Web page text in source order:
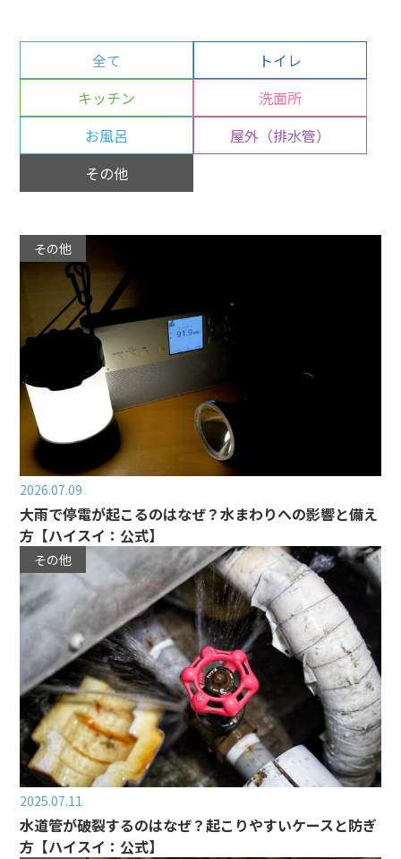
全て
トイレ
キッチン
洗面所
お風呂
屋外（排水管）
その他
その他
2026.07.09
大雨で停電が起こるのはなぜ？水まわりへの影響と備え
方【ハイスイ：公式】
その他
2025.07.11
水道管が破裂するのはなぜ？起こりやすいケースと防ぎ
方【ハイスイ：公式】